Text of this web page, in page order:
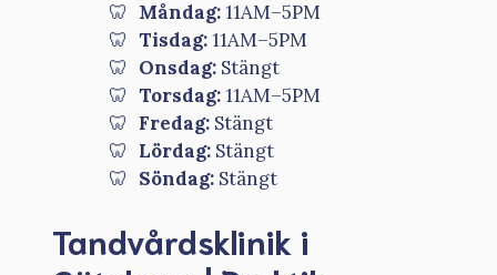
Måndag:11AM–5PM
Tisdag:11AM–5PM
Onsdag: Stängt
Torsdag:11AM–5PM
Fredag: Stängt
Lördag: Stängt
Söndag: Stängt
Tandvårdsklinik i